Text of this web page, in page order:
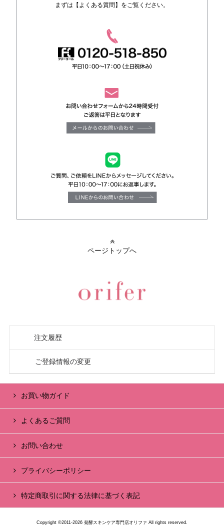
まずは【よくある質問】をご覧ください。
ページトップへ
注文履歴
ご登録情報の変更
お買い物ガイド
よくあるご質問
お問い合わせ
プライバシーポリシー
特定商取引に関する法律に基づく表記
Copyright ©2011-2026 発酵スキンケア専門店オリファ All rights reserved.